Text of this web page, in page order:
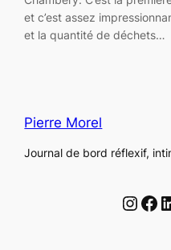
et c’est assez
et la quantité de déchets…
Pierre Morel
Journal de bord réflexif,
Instagram Facebook LinkedIn